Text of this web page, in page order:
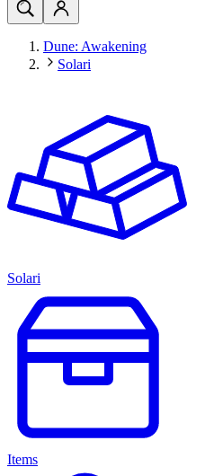
Dune: Awakening
Solari
Solari
Items